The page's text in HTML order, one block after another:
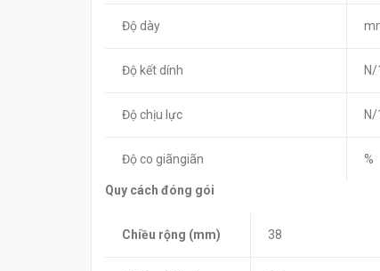
Độ dày
Độ kết dính
Độ chịu lực
Độ co giãngiãn %
Quy cách đóng gói
Chiều rộng (mm) 38